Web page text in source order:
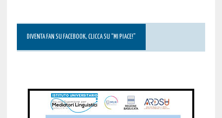
DIVENTA FAN SU FACEBOOK, CLICCA SU “MI PIACE!”